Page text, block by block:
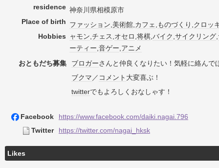
residence
Place of birth
神奈川県相模原市
Hobbies
ファッション,美術館,カフェ,ものづくり ,クロッ
ャモン,チェス,オセロ,将棋,バイク,サイクリング,
ーティー,音ゲー,アニメ
おともだち募集
ブロガーさんと仲良くなりたい！気軽に絡んで
ブクマ／ コメント 大変喜ぶ！
twitterでもよろしくおなしゃす！
Facebook
https://www.facebook.com/daiki.nagai.796
Twitter
https://twitter.com/nagai_hksk
Likes